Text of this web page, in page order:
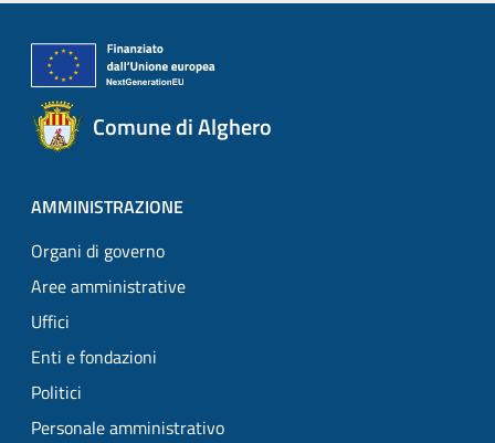
Comune di Alghero
AMMINISTRAZIONE
Organi di governo
Aree amministrative
Uffici
Enti e fondazioni
Politici
Personale amministrativo